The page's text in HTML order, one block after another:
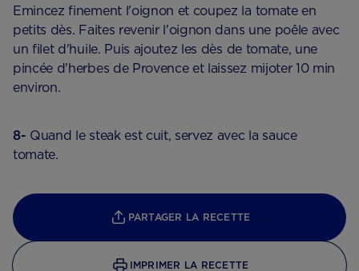
Emincez finement l'oignon et coupez la tomate en
petits dès. Faites revenir l'oignon dans une poêle avec
un filet d'huile. Puis ajoutez les dès de tomate, une
pincée d'herbes de Provence et laissez mijoter 10 min
environ.
8- Quand le steak est cuit, servez avec la sauce
tomate.
PARTAGER LA RECETTE
IMPRIMER LA RECETTE